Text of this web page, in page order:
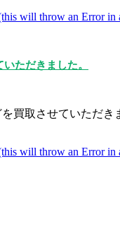
will throw an Error
ただきました。
買取させていただき
will throw an Error